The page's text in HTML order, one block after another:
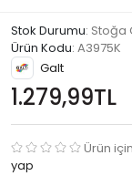
Stok Durumu: Stoğa
Ürün Kodu: A3975K
Galt
1.279,99TL
Ürün
yap